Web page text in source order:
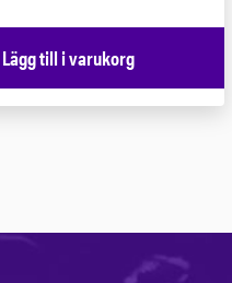
Lägg till i varukorg